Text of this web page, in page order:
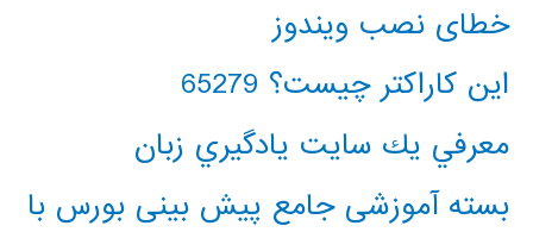
خطای نصب ویندوز
این کاراکتر چیست؟ 65279
معرفي يك سايت يادگيري زبان
بسته آموزشی جامع پیش بینی بورس با